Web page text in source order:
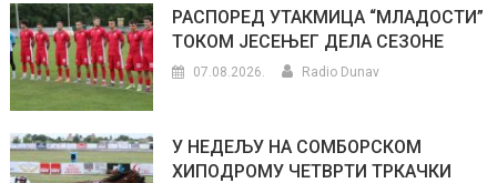
РАСПОРЕД УТАКМИЦА “МЛАДОСТИ”
ТОКОМ ЈЕСЕЊЕГ ДЕЛА СЕЗОНЕ
07.08.2026. Radio Dunav
У НЕДЕЉУ НА СОМБОРСКОМ
ХИПОДРОМУ ЧЕТВРТИ ТРКАЧКИ